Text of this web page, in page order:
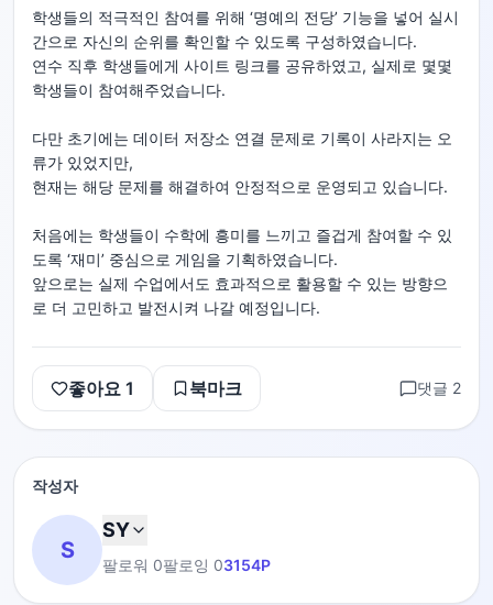
학생들의 적극적인 참여를 위해 ‘명예의 전당’ 기능을 넣어 실시
간으로 자신의 순위를 확인할 수 있도록 구성하였습니다.
연수 직후 학생들에게 사이트 링크를 공유하였고, 실제로 몇몇
학생들이 참여해주었습니다.
다만 초기에는 데이터 저장소 연결 문제로 기록이 사라지는 오
류가 있었지만,
현재는 해당 문제를 해결하여 안정적으로 운영되고 있습니다.
처음에는 학생들이 수학에 흥미를 느끼고 즐겁게 참여할 수 있
도록 ‘재미’ 중심으로 게임을 기획하였습니다.
앞으로는 실제 수업에서도 효과적으로 활용할 수 있는 방향으
로 더 고민하고 발전시켜 나갈 예정입니다.
좋아요 1 북마크 댓글 2
작성자
S
SY
팔로워 0팔로잉 03154P